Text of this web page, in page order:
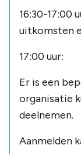
16:30-
uitkomsten
17:00
Er is een
organisatie
deelnemen.
Aanmelden